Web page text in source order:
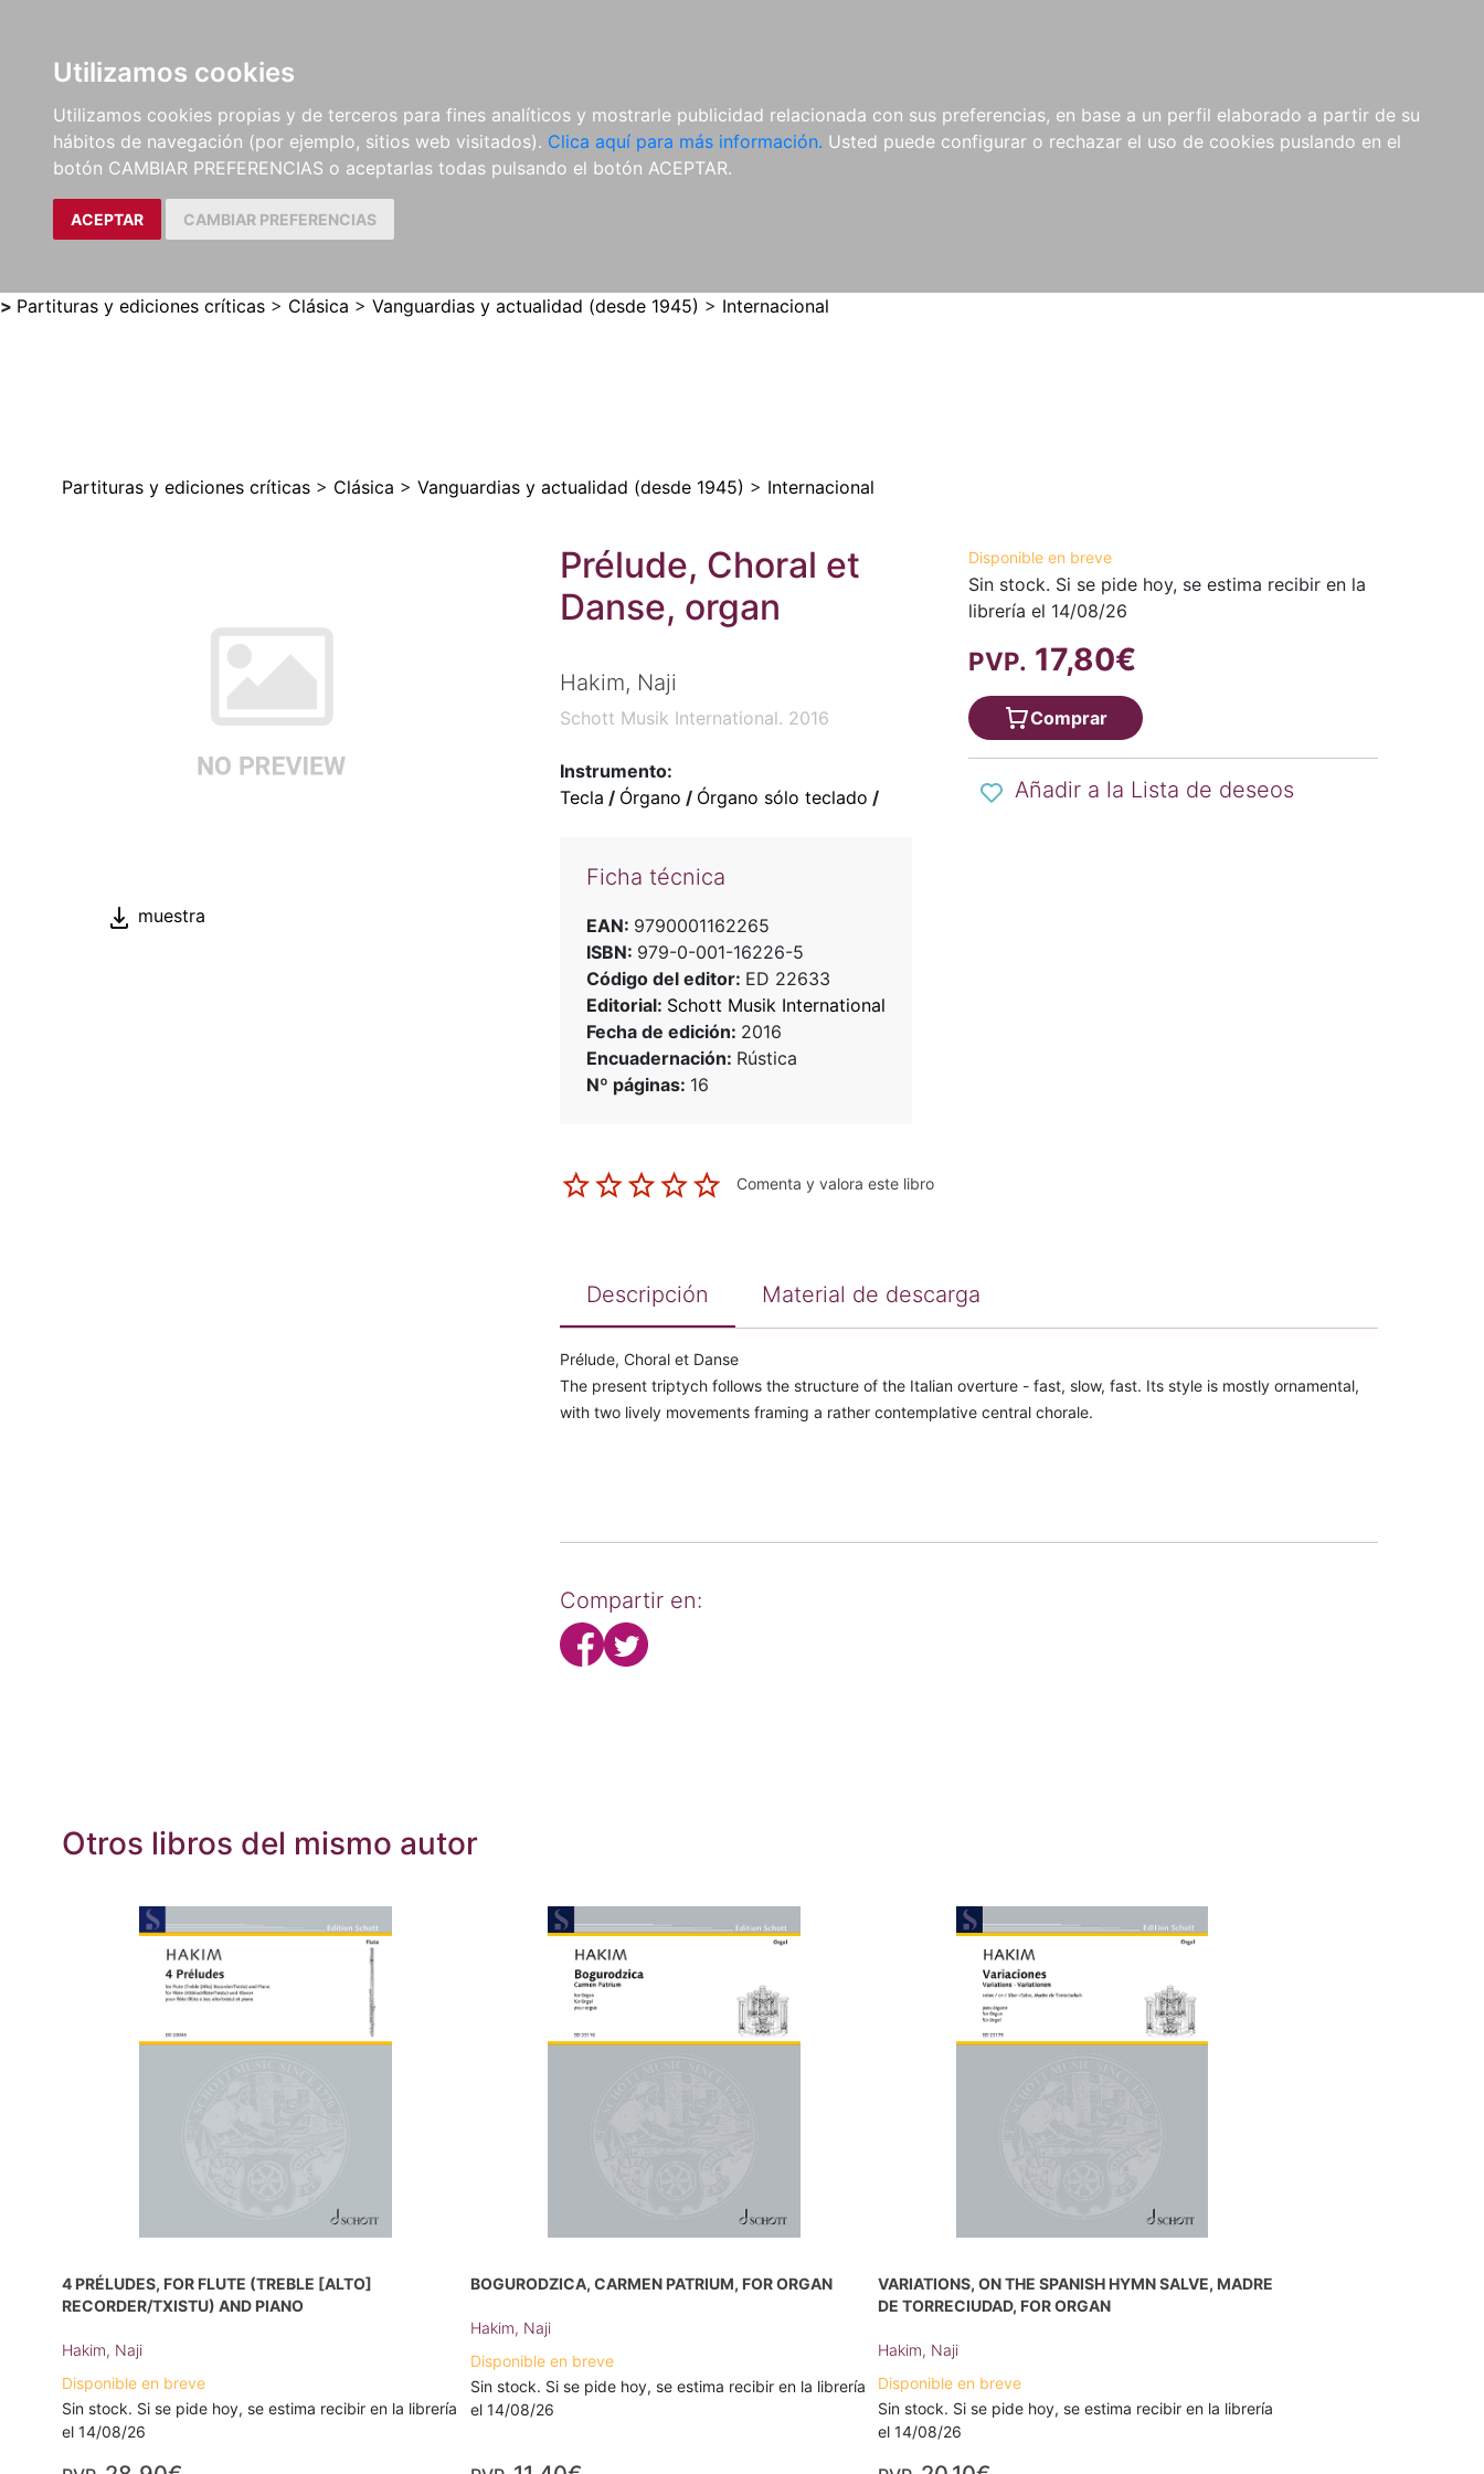
Utilizamos cookies
Utilizamos cookies propias y de terceros para fines analíticos y mostrarle publicidad relacionada con sus preferencias, en base a un perfil elaborado a partir de su
hábitos de navegación (por ejemplo, sitios web visitados). Clica aquí para más información. Usted puede configurar o rechazar el uso de cookies puslando en el
botón CAMBIAR PREFERENCIAS o aceptarlas todas pulsando el botón ACEPTAR.
ACEPTAR CAMBIAR PREFERENCIAS
LIBROS
MÉTODOS Y
EJERCICIOS
PARTITURAS Y EDICIONES
CRÍTICAS
REVISTAS
CDS Y
DVDS
MATERIAL
COMPLEMENTARIO
NOVEDADES NOTICIAS
COMPRAS
INSTITUCIONALES
> Partituras y ediciones críticas > Clásica > Vanguardias y actualidad (desde 1945) > Internacional
Partituras y ediciones críticas > Clásica > Vanguardias y actualidad (desde 1945) > Internacional
muestra
Prélude, Choral et
Danse, organ
Hakim, Naji
Schott Musik International. 2016
Instrumento:
Tecla / Órgano / Órgano sólo teclado /
Ficha técnica
EAN: 9790001162265
ISBN: 979-0-001-16226-5
Código del editor: ED 22633
Editorial: Schott Musik International
Fecha de edición: 2016
Encuadernación: Rústica
Nº páginas: 16
Comenta y valora este libro
Disponible en breve
Sin stock. Si se pide hoy, se estima recibir en la
librería el 14/08/26
PVP. 17,80€
Comprar
Añadir a la Lista de deseos
Descripción Material de descarga
Prélude, Choral et Danse
The present triptych follows the structure of the Italian overture - fast, slow, fast. Its style is mostly ornamental,
with two lively movements framing a rather contemplative central chorale.
Compartir en:
Otros libros del mismo autor
4 PRÉLUDES, FOR FLUTE (TREBLE [ALTO]
RECORDER/TXISTU) AND PIANO
Hakim, Naji
Disponible en breve
Sin stock. Si se pide hoy, se estima recibir en la librería
el 14/08/26
BOGURODZICA, CARMEN PATRIUM, FOR ORGAN
Hakim, Naji
Disponible en breve
Sin stock. Si se pide hoy, se estima recibir en la librería
el 14/08/26
VARIATIONS, ON THE SPANISH HYMN SALVE, MADRE
DE TORRECIUDAD, FOR ORGAN
Hakim, Naji
Disponible en breve
Sin stock. Si se pide hoy, se estima recibir en la librería
el 14/08/26